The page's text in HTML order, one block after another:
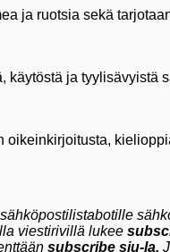
ja ruotsia sekä
ja tyylisävyistä
viestirivillä lukee
subscribe siu-la.